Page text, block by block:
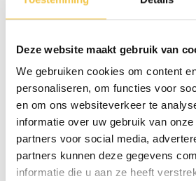
Deze website maakt gebruik van
We gebruiken cookies om content
personaliseren, om functies voor
en om ons websiteverkeer te
informatie over uw gebruik van
partners voor social media,
partners kunnen deze gegevens
informatie die u aan ze heeft
verbreden van 84 naar 108 cm. Te gebruiken
- 5 laags drempelhulp, verhoging is
Afmeting: 84 x 69 x 10 cm
Belangrijke eigenschappen:
Breedte: 24 cm
Verbreed de modulaire drempelhulp van
Verkrijgbaar in 6 verschillende maten